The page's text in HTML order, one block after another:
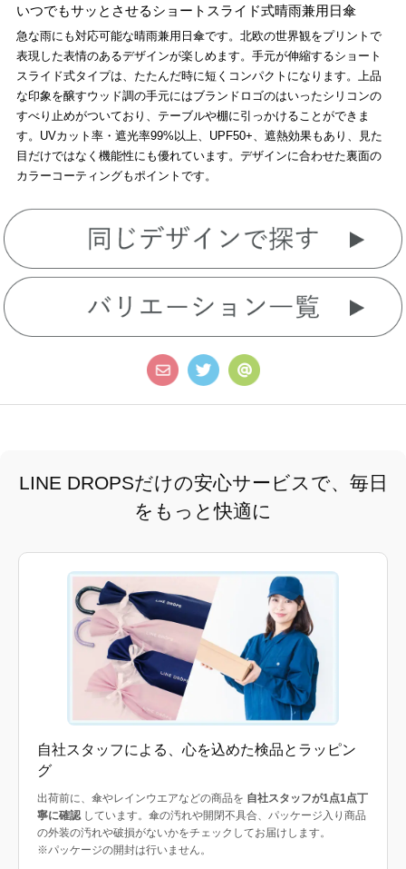
いつでもサッとさせるショートスライド式晴雨兼用日傘
急な雨にも対応可能な晴雨兼用日傘です。北欧の世界観をプリントで
表現した表情のあるデザインが楽しめます。手元が伸縮するショート
スライド式タイプは、たたんだ時に短くコンパクトになります。上品
な印象を醸すウッド調の手元にはブランドロゴのはいったシリコンの
すべり止めがついており、テーブルや棚に引っかけることができま
す。UVカット率・遮光率99%以上、UPF50+、遮熱効果もあり、見た
目だけではなく機能性にも優れています。デザインに合わせた裏面の
カラーコーティングもポイントです。
LINE DROPSだけの安心サービスで、毎日
をもっと快適に
自社スタッフによる、心を込めた検品とラッピン
グ
出荷前に、傘やレインウエアなどの商品を 自社スタッフが1点1点丁
寧に確認 しています。傘の汚れや開閉不具合、パッケージ入り商品
の外装の汚れや破損がないかをチェックしてお届けします。
※パッケージの開封は行いません。